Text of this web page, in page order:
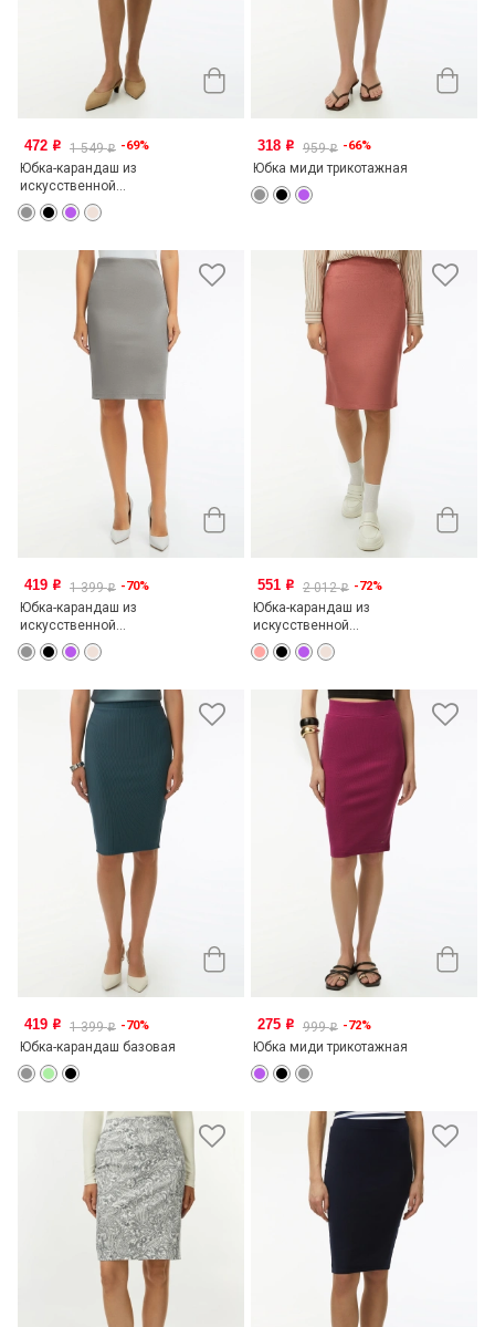
472 o 1 549o -69%
Юбка-карандаш из
искусственной...
318 o 959o -66%
Юбка миди трикотажная
419 o 1 399o -70%
Юбка-карандаш из
искусственной...
551 o 2 012o -72%
Юбка-карандаш из
искусственной...
419 o 1 399o -70%
Юбка-карандаш базовая
275 o 999o -72%
Юбка миди трикотажная